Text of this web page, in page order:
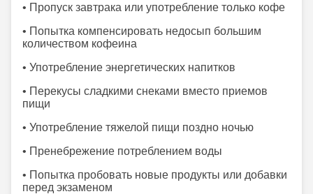
• Пропуск завтрака или употребление только кофе
• Попытка компенсировать недосып большим
количеством кофеина
• Употребление энергетических напитков
• Перекусы сладкими снеками вместо приемов
пищи
• Употребление тяжелой пищи поздно ночью
• Пренебрежение потреблением воды
• Попытка пробовать новые продукты или добавки
перед экзаменом